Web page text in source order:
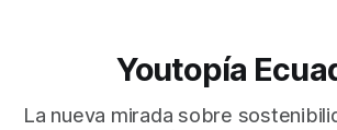
Youtopía
La nueva mirada sobre